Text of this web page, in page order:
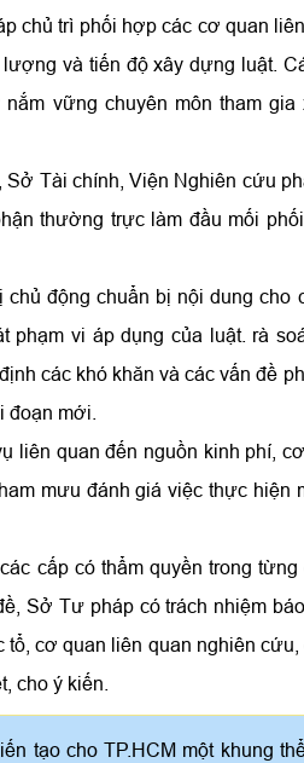
chủ trì phối hợp các cơ quan
và tiến độ xây dựng luật.
vững chuyên môn tham gia
Tài chính, Viện Nghiên cứu
thường trực làm đầu mối
động chuẩn bị nội dung cho
phạm vi áp dụng của luật. rà
các khó khăn và các vấn đề
đoạn mới.
liên quan đến nguồn kinh phí,
mưu đánh giá việc thực hiện
cấp có thẩm quyền trong
Sở Tư pháp có trách nhiệm
cơ quan liên quan nghiên
cho ý kiến.
tạo cho TP.HCM một khung